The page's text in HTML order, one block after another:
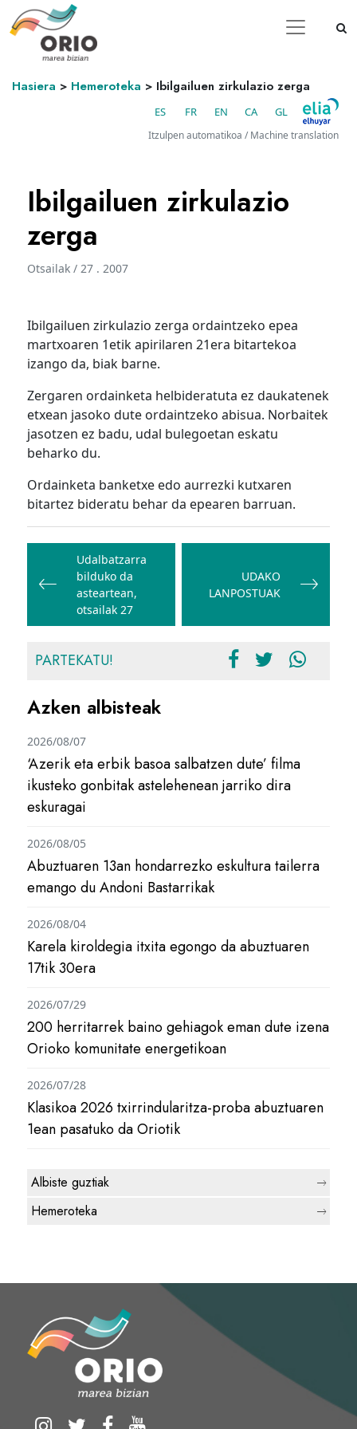
Hasiera > Hemeroteka > Ibilgailuen zirkulazio zerga
ES FR EN CA GL
Itzulpen automatikoa / Machine translation
Ibilgailuen zirkulazio
zerga
Otsailak / 27 . 2007
Ibilgailuen zirkulazio zerga ordaintzeko epea
martxoaren 1etik apirilaren 21era bitartekoa
izango da, biak barne.
Zergaren ordainketa helbideratuta ez daukatenek
etxean jasoko dute ordaintzeko abisua. Norbaitek
jasotzen ez badu, udal bulegoetan eskatu
beharko du.
Ordainketa banketxe edo aurrezki kutxaren
bitartez bideratu behar da epearen barruan.
Bidalketetan
zehar
nabigatu
Udalbatzarra
bilduko da
asteartean,
otsailak 27
UDAKO
LANPOSTUAK
PARTEKATU!
Azken albisteak
‘Azerik eta erbik basoa salbatzen dute’ filma
ikusteko gonbitak astelehenean jarriko dira
eskuragai
2026/08/07
Abuztuaren 13an hondarrezko eskultura tailerra
emango du Andoni Bastarrikak
2026/08/05
Karela kiroldegia itxita egongo da abuztuaren
17tik 30era
2026/08/04
200 herritarrek baino gehiagok eman dute izena
Orioko komunitate energetikoan
2026/07/29
Klasikoa 2026 txirrindularitza-proba abuztuaren
1ean pasatuko da Oriotik
2026/07/28
Albiste guztiak
Hemeroteka